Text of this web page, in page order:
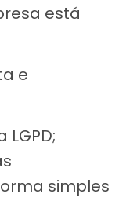
está
e
simples